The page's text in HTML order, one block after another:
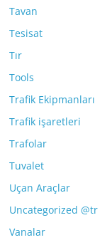
Tavan
Tesisat
Tır
Tools
Trafik Ekipmanları
Trafik işaretleri
Trafolar
Tuvalet
Uçan Araçlar
Uncategorized @tr
Vanalar